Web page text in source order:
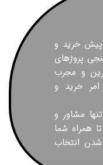
امر پیش خرید و
پروژهای
و مجرب
خرید و
مشاور و
همراه شما
شدن انتخاب